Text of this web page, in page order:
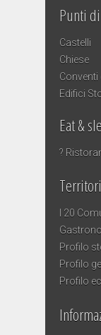
Punti
Castelli
Chiese
Conventi
Edifici
Eat &
?
I 20
Profilo
Profilo
Profilo